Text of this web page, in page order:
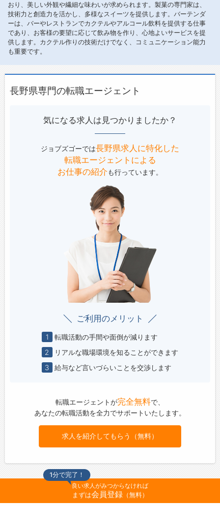
おり、美しい外観や繊細な味わいが求められます。製菓の専門家は、
技術力と創造力を活かし、多様なスイーツを提供します。バーテンダ
ーは、バーやレストランでカクテルやアルコール飲料を提供する仕事
であり、お客様の要望に応じて飲み物を作り、心地よいサービスを提
供します。カクテル作りの技術だけでなく、コミュニケーション能力
も重要です。
長野県専門の転職エージェント
気になる求人は見つかりましたか？
ジョブズゴーでは長野県求人に特化した
転職エージェントによる
お仕事の紹介も行っています。
ご利用のメリット
1
転職活動の手間や面倒が減ります
2
リアルな職場環境を知ることができます
3
給与など言いづらいことを交渉します
転職エージェントが完全無料で、
あなたの転職活動を全力でサポートいたします。
求人を紹介してもらう（無料）
1分で完了！
良い求人がみつからなければ
まずは会員登録（無料）